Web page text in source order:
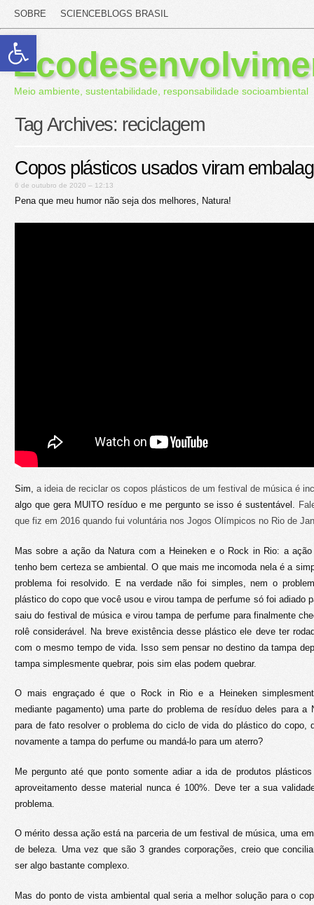
Abrir a barra de ferramentas
SOBRE SCIENCEBLOGS BRASIL
Meio ambiente, sustentabilidade, responsabilidade socioambiental
Tag Archives: reciclagem
Copos plásticos usados viram
6 de outubro de 2020 – 12:13
Pena que meu humor não seja dos melhores, Natura!
Sim, a ideia de reciclar os copos plásticos de um festival de música é
algo que gera MUITO resíduo e me pergunto se isso é sustentável.
que fiz em 2016 quando fui voluntária nos Jogos Olímpicos no Rio de
Mas sobre a ação da Natura com a Heineken e o Rock in Rio: a
tenho bem certeza se ambiental. O que mais me incomoda nela é a
problema foi resolvido. E na verdade não foi simples, nem o
plástico do copo que você usou e virou tampa de perfume só foi adiado
saiu do festival de música e virou tampa de perfume para finalmente
rolê considerável. Na breve existência desse plástico ele deve ter
com o mesmo tempo de vida. Isso sem pensar no destino da tampa
tampa simplesmente quebrar, pois sim elas podem quebrar.
O mais engraçado é que o Rock in Rio e a Heineken
mediante pagamento) uma parte do problema de resíduo deles para
para de fato resolver o problema do ciclo de vida do plástico do copo,
novamente a tampa do perfume ou mandá-lo para um aterro?
Me pergunto até que ponto somente adiar a ida de produtos
aproveitamento desse material nunca é 100%. Deve ter a sua
problema.
O mérito dessa ação está na parceria de um festival de música, uma
de beleza. Uma vez que são 3 grandes corporações, creio que
ser algo bastante complexo.
Mas do ponto de vista ambiental qual seria a melhor solução para o